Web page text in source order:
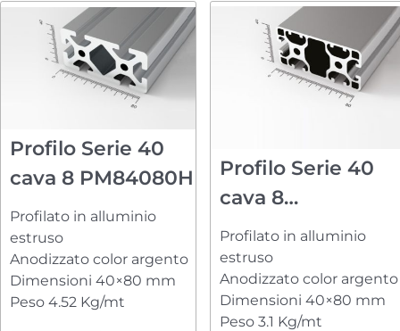
Profilo Serie 40
cava 8 PM84080H
Profilato in alluminio
estruso
Anodizzato color argento
Dimensioni 40×80 mm
Peso 4.52 Kg/mt
Profilo Serie 40
cava 8
PM84080123
Profilato in alluminio
estruso
Anodizzato color argento
Dimensioni 40×80 mm
Peso 3.1 Kg/mt